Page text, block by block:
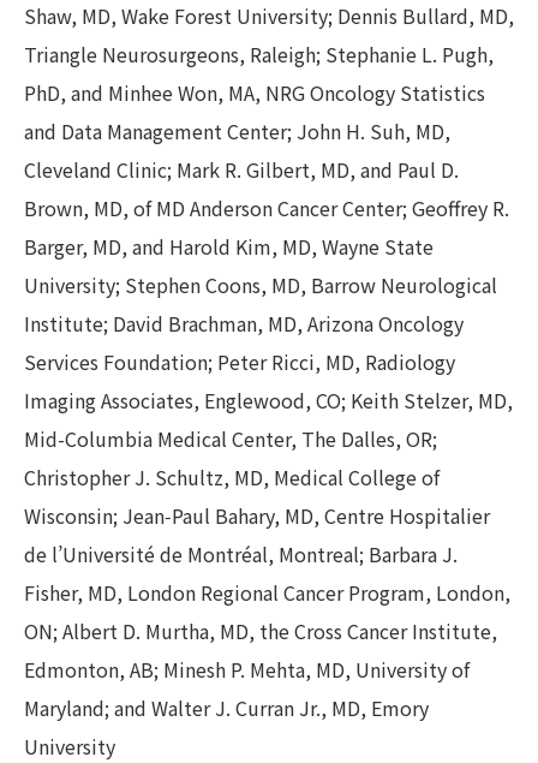
Shaw, MD, Wake Forest University; Dennis Bullard, MD,
Triangle Neurosurgeons, Raleigh; Stephanie L. Pugh,
PhD, and Minhee Won, MA, NRG Oncology Statistics
and Data Management Center; John H. Suh, MD,
Cleveland Clinic; Mark R. Gilbert, MD, and Paul D.
Brown, MD, of MD Anderson Cancer Center; Geoffrey R.
Barger, MD, and Harold Kim, MD, Wayne State
University; Stephen Coons, MD, Barrow Neurological
Institute; David Brachman, MD, Arizona Oncology
Services Foundation; Peter Ricci, MD, Radiology
Imaging Associates, Englewood, CO; Keith Stelzer, MD,
Mid-Columbia Medical Center, The Dalles, OR;
Christopher J. Schultz, MD, Medical College of
Wisconsin; Jean‑Paul Bahary, MD, Centre Hospitalier
de l’Université de Montréal, Montreal; Barbara J.
Fisher, MD, London Regional Cancer Program, London,
ON; Albert D. Murtha, MD, the Cross Cancer Institute,
Edmonton, AB; Minesh P. Mehta, MD, University of
Maryland; and Walter J. Curran Jr., MD, Emory
University